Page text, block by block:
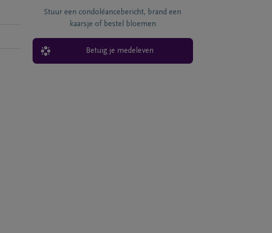
Stuur een condoléancebericht, brand een
kaarsje of bestel bloemen
Betuig je medeleven